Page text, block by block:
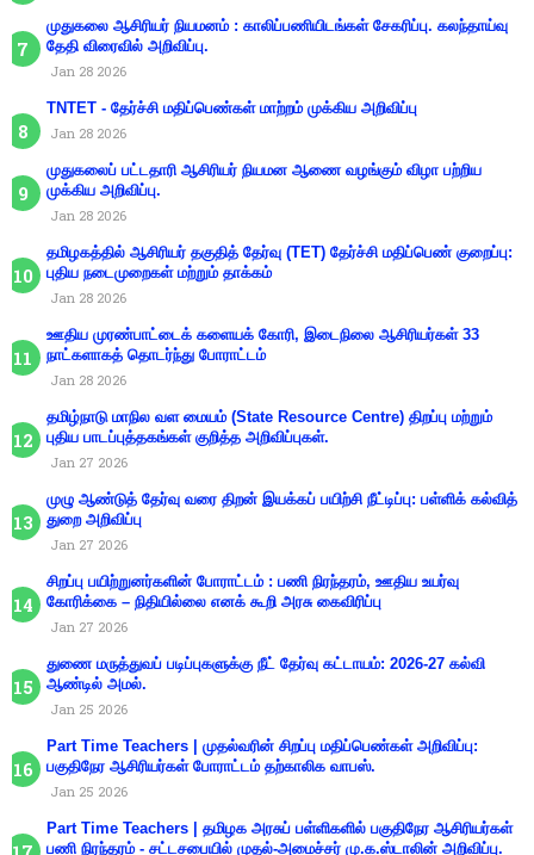
முதுகலை ஆசிரியர் நியமனம் : காலிப்பணியிடங்கள் சேகரிப்பு. கலந்தாய்வு
தேதி விரைவில் அறிவிப்பு.
Jan 28 2026
TNTET - தேர்ச்சி மதிப்பெண்கள் மாற்றம் முக்கிய அறிவிப்பு
Jan 28 2026
முதுகலைப் பட்டதாரி ஆசிரியர் நியமன ஆணை வழங்கும் விழா பற்றிய
முக்கிய அறிவிப்பு.
Jan 28 2026
தமிழகத்தில் ஆசிரியர் தகுதித் தேர்வு (TET) தேர்ச்சி மதிப்பெண் குறைப்பு:
புதிய நடைமுறைகள் மற்றும் தாக்கம்
Jan 28 2026
ஊதிய முரண்பாட்டைக் களையக் கோரி, இடைநிலை ஆசிரியர்கள் 33
நாட்களாகத் தொடர்ந்து போராட்டம்
Jan 28 2026
தமிழ்நாடு மாநில வள மையம் (State Resource Centre) திறப்பு மற்றும்
புதிய பாடப்புத்தகங்கள் குறித்த அறிவிப்புகள்.
Jan 27 2026
முழு ஆண்டுத் தேர்வு வரை திறன் இயக்கப் பயிற்சி நீட்டிப்பு: பள்ளிக் கல்வித்
துறை அறிவிப்பு
Jan 27 2026
சிறப்பு பயிற்றுனர்களின் போராட்டம் : பணி நிரந்தரம், ஊதிய உயர்வு
கோரிக்கை – நிதியில்லை எனக் கூறி அரசு கைவிரிப்பு
Jan 27 2026
துணை மருத்துவப் படிப்புகளுக்கு நீட் தேர்வு கட்டாயம்: 2026-27 கல்வி
ஆண்டில் அமல்.
Jan 25 2026
Part Time Teachers | முதல்வரின் சிறப்பு மதிப்பெண்கள் அறிவிப்பு:
பகுதிநேர ஆசிரியர்கள் போராட்டம் தற்காலிக வாபஸ்.
Jan 25 2026
Part Time Teachers | தமிழக அரசுப் பள்ளிகளில் பகுதிநேர ஆசிரியர்கள்
பணி நிரந்தரம் - சட்டசபையில் முதல்-அமைச்சர் மு.க.ஸ்டாலின் அறிவிப்பு.